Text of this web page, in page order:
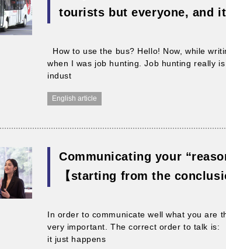
tourists but everyone, and
How to use the bus? Hello! Now, while
when I was job hunting. Job hunting really is
indust
English article
Communicating your
【starting from the
In order to communicate well what you are
very important. The correct order to talk is:
it just happens